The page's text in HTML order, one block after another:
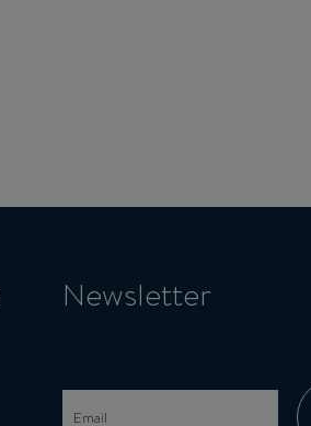
Newsletter